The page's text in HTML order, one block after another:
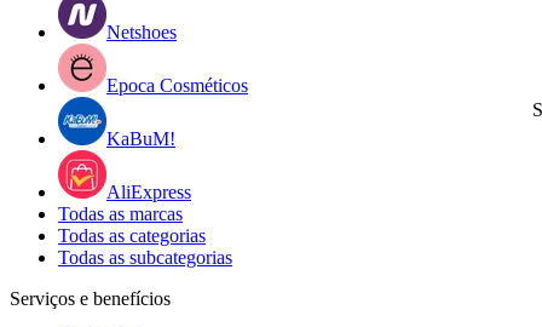
Netshoes
Epoca Cosméticos
KaBuM!
AliExpress
Todas as marcas
Todas as categorias
Todas as subcategorias
Serviços e benefícios